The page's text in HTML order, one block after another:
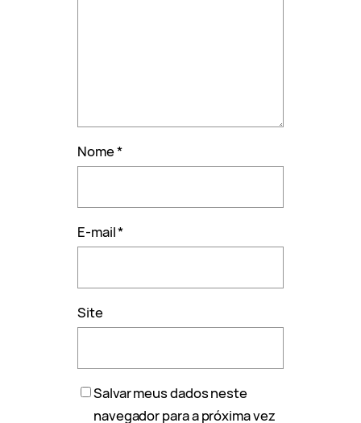
Nome*
E-mail*
Site
Salvar meus dados neste
navegador para a próxima vez